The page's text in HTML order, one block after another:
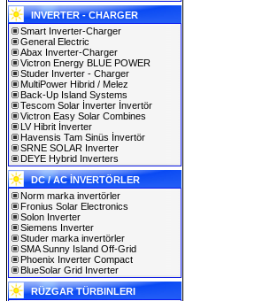
INVERTER - CHARGER
Smart Inverter-Charger
General Electric
Abax Inverter-Charger
Victron Energy BLUE POWER
Studer Inverter - Charger
MultiPower Hibrid / Melez
Back-Up Island Systems
Tescom Solar İnverter İnvertör
Victron Easy Solar Combines
LV Hibrit İnverter
Havensis Tam Sinüs İnvertör
SRNE SOLAR Inverter
DEYE Hybrid Inverters
DC / AC İNVERTÖRLER
Norm marka invertörler
Fronius Solar Electronics
Solon Inverter
Siemens Inverter
Studer marka invertörler
SMA Sunny Island Off-Grid
Phoenix Inverter Compact
BlueSolar Grid Inverter
RÜZGAR TÜRBINLERI